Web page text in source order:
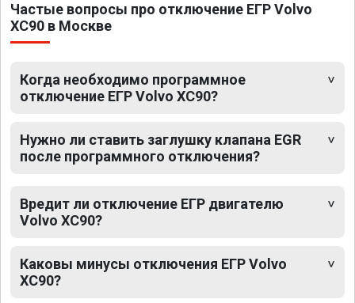
Частые вопросы про отключение ЕГР Volvo
XC90 в Москве
Когда необходимо программное
отключение ЕГР Volvo XC90?
Нужно ли ставить заглушку клапана EGR
после программного отключения?
Вредит ли отключение ЕГР двигателю
Volvo XC90?
Каковы минусы отключения ЕГР Volvo
XC90?